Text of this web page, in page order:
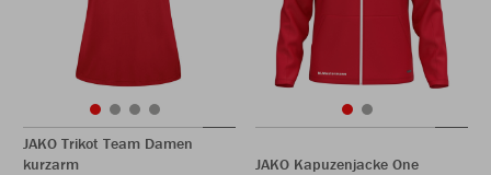
JAKO Trikot Team Damen
kurzarm
JAKO Kapuzenjacke One